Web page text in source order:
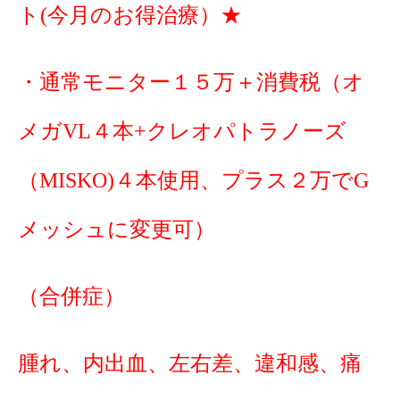
ト(今月のお得治療）★
・通常モニター１５万＋消費税（オ
メガVL４本+クレオパトラノーズ
（MISKO)４本使用、プラス２万でG
メッシュに変更可）
（合併症）
腫れ、内出血、左右差、違和感、痛